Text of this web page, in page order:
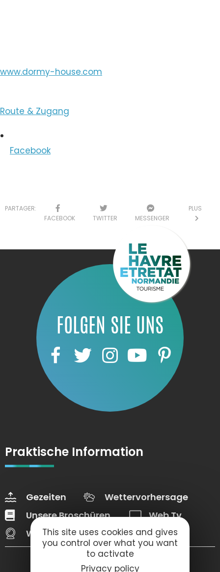
www.dormy-house.com
Route & Zugang
Facebook
PARTAGER:
FACEBOOK
TWITTER MESSENGER
PLUS
FOLGEN SIE UNS
Praktische Information
Gezeiten
Wettervorhersage
Unsere Broschüren
Web Tv
Webcams
This site uses cookies and gives
you control over what you want
to activate
Privacy policy